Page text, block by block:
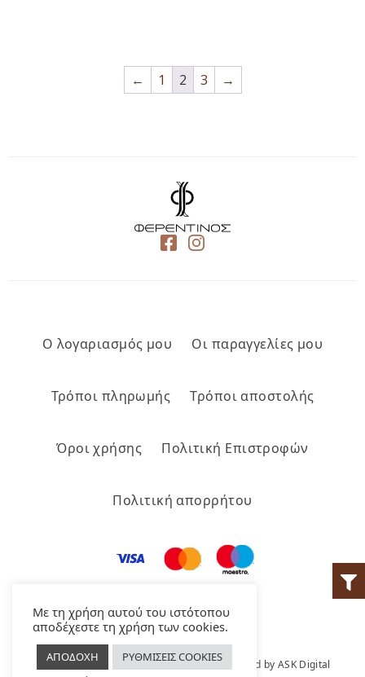
← 1 2 3 →
Ο λογαριασμός μου Οι παραγγελίες μου
Τρόποι πληρωμής Τρόποι αποστολής
Όροι χρήσης Πολιτική Επιστροφών
Πολιτική απορρήτου
© 2022 Feredinos. All Rights Reserved. Created by ASK Digital
Με τη χρήση αυτού του ιστότοπου
αποδέχεστε τη χρήση των cookies.
ΑΠΟΔΟΧΗ ΡΥΘΜΙΣΕΙΣ COOKIES